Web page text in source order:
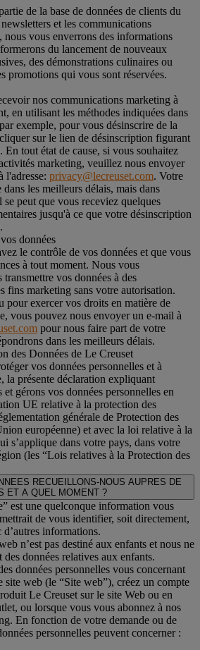
de la base de données de clients du
et les communications
vous enverrons des informations
du lancement de nouveaux
des démonstrations culinaires ou
promotions qui vous sont réservées.
nos communications marketing à
en utilisant les méthodes indiquées dans
exemple, pour vous désinscrire de la
sur le lien de désinscription figurant
En tout état de cause, si vous souhaitez
marketing, veuillez nous envoyer
l'adresse: privacy@lecreuset.com. Votre
les meilleurs délais, mais dans
se peut que vous receviez quelques
jusqu'à ce que votre désinscription
données
le contrôle de vos données et que vous
à tout moment. Nous vous
transmettre vos données à des
fins marketing sans votre autorisation.
pour exercer vos droits en matière de
vous pouvez nous envoyer un e-mail à
pour nous faire part de votre
dans les meilleurs délais.
des Données de Le Creuset
vos données personnelles et à
la présente déclaration expliquant
gérons vos données personnelles en
UE relative à la protection des
générale de Protection des
européenne) et avec la loi relative à la
s’applique dans votre pays, dans votre
(les “Lois relatives à la Protection des
RECUEILLONS-NOUS AUPRES DE
ET A QUEL MOMENT ?
est une quelconque information vous
de vous identifier, soit directement,
informations.
n’est pas destiné aux enfants et nous ne
données relatives aux enfants.
données personnelles vous concernant
site web (le “Site web”), créez un compte
Le Creuset sur le site Web ou en
ou lorsque vous vous abonnez à nos
En fonction de votre demande ou de
personnelles peuvent concerner :